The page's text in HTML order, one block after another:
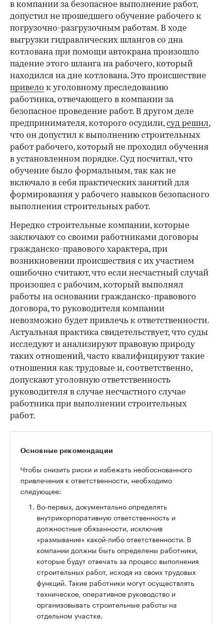
в компании за безопасное выполнение работ,
допустил не прошедшего обучение рабочего к
погрузочно-разгрузочным работам. В ходе
выгрузки гидравлических шлангов со дна
котлована при помощи автокрана произошло
падение этого шланга на рабочего, который
находился на дне котлована. Это происшествие
привело к уголовному преследованию
работника, отвечающего в компании за
безопасное проведение работ. В другом деле
предпринимателя, которого осудили,суд решил,
что он допустил к выполнению строительных
работ рабочего, который не проходил обучения
в установленном порядке. Суд посчитал, что
обучение было формальным, так как не
включало в себя практических занятий для
формирования у рабочего навыков безопасного
выполнения строительных работ.
Нередко строительные компании, которые
заключают со своими работниками договоры
гражданско-правового характера, при
возникновении происшествия с их участием
ошибочно считают, что если несчастный случай
произошел с рабочим, который выполнял
работы на основании гражданско-правового
договора, то руководителя компании
невозможно будет привлечь к ответственности.
Актуальная практика свидетельствует, что суды
исследуют и анализируют правовую природу
таких отношений, часто квалифицируют такие
отношения как трудовые и, соответственно,
допускают уголовную ответственность
руководителя в случае несчастного случае
работника при выполнении строительных
работ.
Основные рекомендации
Чтобы снизить риски и избежать необоснованного
привлечения к ответственности, необходимо
следующее:
Во-первых, документально определять
внутрикорпоративную ответственность и
должностные обязанности, исключив
«размывание» какой-либо ответственности. В
компании должны быть определены работники,
которые будут отвечать за процесс выполнения
строительных работ, исходя из своих трудовых
функций. Такие работники могут осуществлять
техническое, оперативное руководство и
организовывать строительные работы на
отдельном участке.